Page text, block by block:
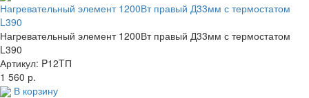
Нагревательный элемент 1200Вт правый Д33мм с термостатом
L390
Нагревательный элемент 1200Вт правый Д33мм с термостатом
L390
Артикул: P12TП
1 560 р.
В корзину